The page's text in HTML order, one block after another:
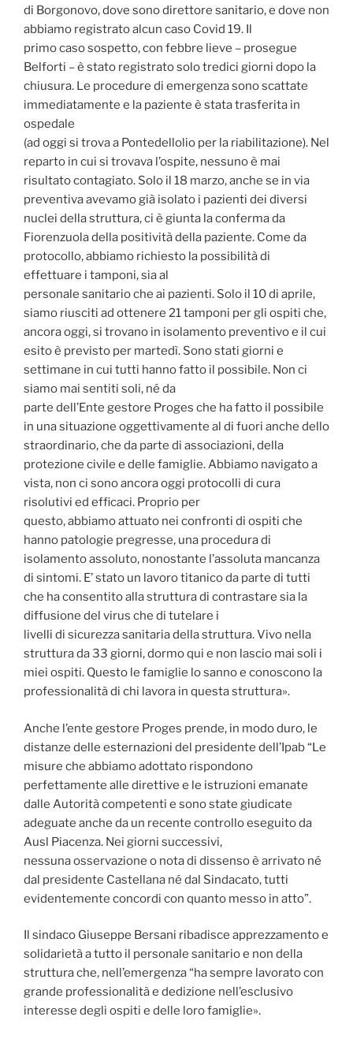
di Borgonovo, dove sono direttore sanitario, e dove non
abbiamo registrato alcun caso Covid 19. Il
primo caso sospetto, con febbre lieve – prosegue
Belforti – è stato registrato solo tredici giorni dopo la
chiusura. Le procedure di emergenza sono scattate
immediatamente e la paziente è stata trasferita in
ospedale
(ad oggi si trova a Pontedellolio per la riabilitazione). Nel
reparto in cui si trovava l’ospite, nessuno è mai
risultato contagiato. Solo il 18 marzo, anche se in via
preventiva avevamo già isolato i pazienti dei diversi
nuclei della struttura, ci è giunta la conferma da
Fiorenzuola della positività della paziente. Come da
protocollo, abbiamo richiesto la possibilità di
effettuare i tamponi, sia al
personale sanitario che ai pazienti. Solo il 10 di aprile,
siamo riusciti ad ottenere 21 tamponi per gli ospiti che,
ancora oggi, si trovano in isolamento preventivo e il cui
esito è previsto per martedì. Sono stati giorni e
settimane in cui tutti hanno fatto il possibile. Non ci
siamo mai sentiti soli, né da
parte dell’Ente gestore Proges che ha fatto il possibile
in una situazione oggettivamente al di fuori anche dello
straordinario, che da parte di associazioni, della
protezione civile e delle famiglie. Abbiamo navigato a
vista, non ci sono ancora oggi protocolli di cura
risolutivi ed efficaci. Proprio per
questo, abbiamo attuato nei confronti di ospiti che
hanno patologie pregresse, una procedura di
isolamento assoluto, nonostante l’assoluta mancanza
di sintomi. E’ stato un lavoro titanico da parte di tutti
che ha consentito alla struttura di contrastare sia la
diffusione del virus che di tutelare i
livelli di sicurezza sanitaria della struttura. Vivo nella
struttura da 33 giorni, dormo qui e non lascio mai soli i
miei ospiti. Questo le famiglie lo sanno e conoscono la
professionalità di chi lavora in questa struttura».
Anche l’ente gestore Proges prende, in modo duro, le
distanze delle esternazioni del presidente dell’Ipab “Le
misure che abbiamo adottato rispondono
perfettamente alle direttive e le istruzioni emanate
dalle Autorità competenti e sono state giudicate
adeguate anche da un recente controllo eseguito da
Ausl Piacenza. Nei giorni successivi,
nessuna osservazione o nota di dissenso è arrivato né
dal presidente Castellana né dal Sindacato, tutti
evidentemente concordi con quanto messo in atto”.
Il sindaco Giuseppe Bersani ribadisce apprezzamento e
solidarietà a tutto il personale sanitario e non della
struttura che, nell’emergenza “ha sempre lavorato con
grande professionalità e dedizione nell’esclusivo
interesse degli ospiti e delle loro famiglie».